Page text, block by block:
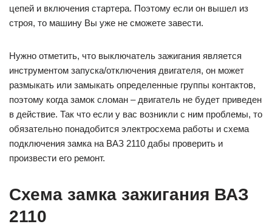
цепей и включения стартера. Поэтому если он вышел из
строя, то машину Вы уже не сможете завести.
Нужно отметить, что выключатель зажигания является
инструментом запуска/отключения двигателя, он может
размыкать или замыкать определенные группы контактов,
поэтому когда замок сломан – двигатель не будет приведен
в действие. Так что если у вас возникли с ним проблемы, то
обязательно понадобится электросхема работы и схема
подключения замка на ВАЗ 2110 дабы проверить и
произвести его ремонт.
Схема замка зажигания ВАЗ
2110